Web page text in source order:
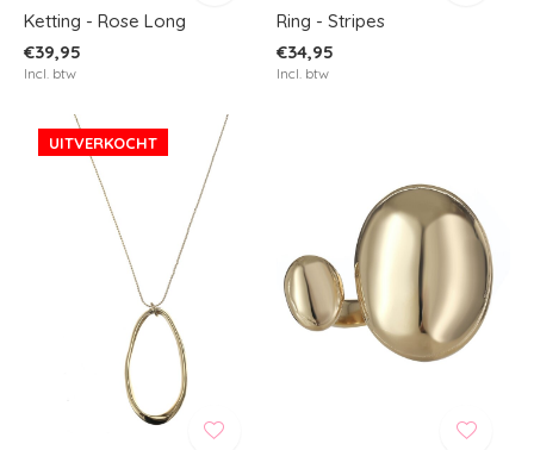
Ketting - Rose Long
€39,95
Incl. btw
Ring - Stripes
€34,95
Incl. btw
UITVERKOCHT